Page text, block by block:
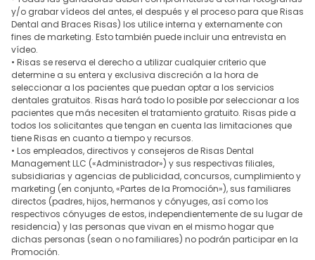
y/o grabar vídeos del antes, el después y el proceso para que Risas
Dental and Braces Risas) los utilice interna y externamente con
fines de marketing. Esto también puede incluir una entrevista en
vídeo.
• Risas se reserva el derecho a utilizar cualquier criterio que
determine a su entera y exclusiva discreción a la hora de
seleccionar a los pacientes que puedan optar a los servicios
dentales gratuitos. Risas hará todo lo posible por seleccionar a los
pacientes que más necesiten el tratamiento gratuito. Risas pide a
todos los solicitantes que tengan en cuenta las limitaciones que
tiene Risas en cuanto a tiempo y recursos.
• Los empleados, directivos y consejeros de Risas Dental
Management LLC («Administrador») y sus respectivas filiales,
subsidiarias y agencias de publicidad, concursos, cumplimiento y
marketing (en conjunto, «Partes de la Promoción»), sus familiares
directos (padres, hijos, hermanos y cónyuges, así como los
respectivos cónyuges de estos, independientemente de su lugar de
residencia) y las personas que vivan en el mismo hogar que
dichas personas (sean o no familiares) no podrán participar en la
Promoción.